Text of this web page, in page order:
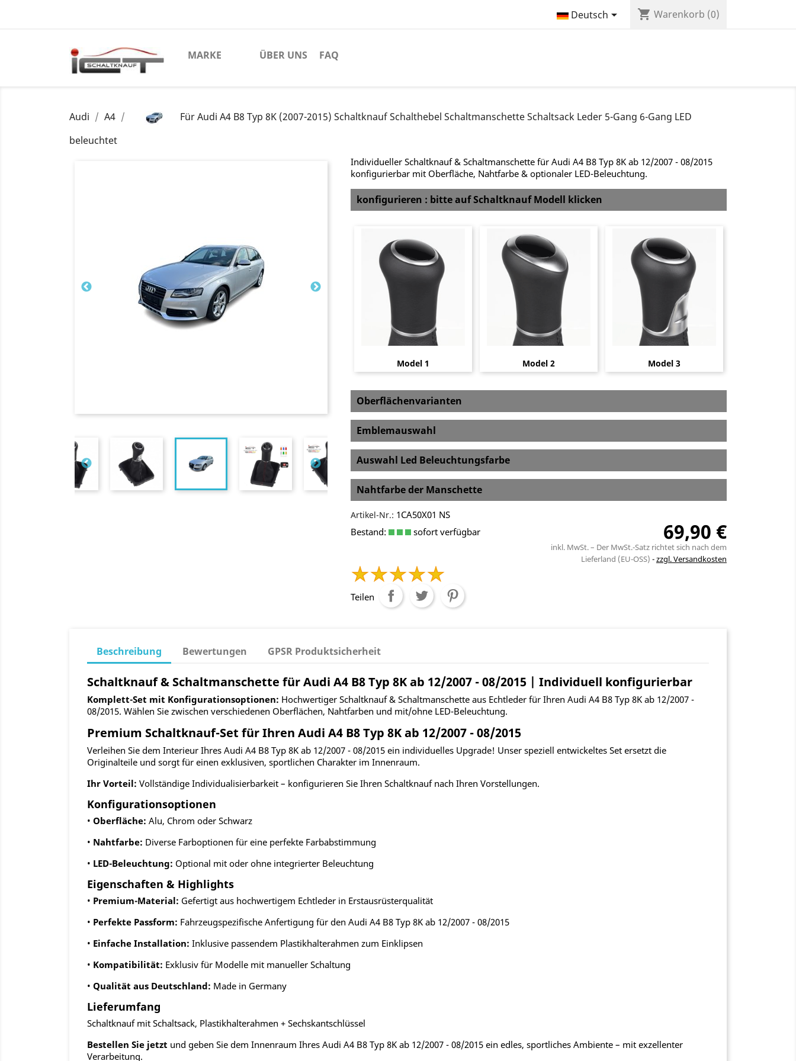
Deutsch shopping_cart Warenkorb (0)
MARKE ÜBER UNS FAQ
Audi A4
Für Audi A4 B8 Typ 8K (2007-2015) Schaltknauf Schalthebel Schaltmanschette Schaltsack Leder 5-Gang 6-Gang LED
beleuchtet
Individueller Schaltknauf & Schaltmanschette für Audi A4 B8 Typ 8K ab 12/2007 - 08/2015
konfigurierbar mit Oberfläche, Nahtfarbe & optionaler LED-Beleuchtung.
konfigurieren : bitte auf Schaltknauf Modell klicken
Model 1 Model 2 Model 3
Oberflächenvarianten
Emblemauswahl
Auswahl Led Beleuchtungsfarbe
Nahtfarbe der Manschette
Artikel-Nr.: 1CA50X01 NS
Bestand:
sofort verfügbar 69,90 €
inkl. MwSt. – Der MwSt.-Satz richtet sich nach dem
Lieferland (EU-OSS)
zzgl. Versandkosten
Teilen
Beschreibung Bewertungen GPSR Produktsicherheit
Schaltknauf & Schaltmanschette für Audi A4 B8 Typ 8K ab 12/2007 - 08/2015 | Individuell konfigurierbar
Komplett-Set mit Konfigurationsoptionen: Hochwertiger Schaltknauf & Schaltmanschette aus Echtleder für Ihren Audi A4 B8 Typ 8K ab 12/2007 -
08/2015. Wählen Sie zwischen verschiedenen Oberflächen, Nahtfarben und mit/ohne LED-Beleuchtung.
Premium Schaltknauf-Set für Ihren Audi A4 B8 Typ 8K ab 12/2007 - 08/2015
Verleihen Sie dem Interieur Ihres Audi A4 B8 Typ 8K ab 12/2007 - 08/2015 ein individuelles Upgrade! Unser speziell entwickeltes Set ersetzt die
Originalteile und sorgt für einen exklusiven, sportlichen Charakter im Innenraum.
Ihr Vorteil: Vollständige Individualisierbarkeit – konfigurieren Sie Ihren Schaltknauf nach Ihren Vorstellungen.
Konfigurationsoptionen
• Oberfläche: Alu, Chrom oder Schwarz
• Nahtfarbe: Diverse Farboptionen für eine perfekte Farbabstimmung
• LED-Beleuchtung: Optional mit oder ohne integrierter Beleuchtung
Eigenschaften & Highlights
• Premium-Material: Gefertigt aus hochwertigem Echtleder in Erstausrüsterqualität
• Perfekte Passform: Fahrzeugspezifische Anfertigung für den Audi A4 B8 Typ 8K ab 12/2007 - 08/2015
• Einfache Installation: Inklusive passendem Plastikhalterahmen zum Einklipsen
• Kompatibilität: Exklusiv für Modelle mit manueller Schaltung
• Qualität aus Deutschland: Made in Germany
Lieferumfang
Schaltknauf mit Schaltsack, Plastikhalterahmen + Sechskantschlüssel
Bestellen Sie jetzt und geben Sie dem Innenraum Ihres Audi A4 B8 Typ 8K ab 12/2007 - 08/2015 ein edles, sportliches Ambiente – mit exzellenter
Verarbeitung.